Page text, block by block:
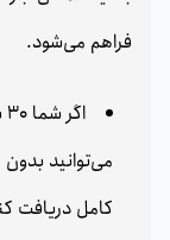
فراهم می‌شود.
می‌توانید
کامل دریافت